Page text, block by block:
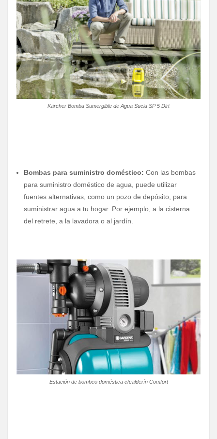
Kärcher Bomba Sumergible de Agua Sucia SP 5 Dirt
Bombas para suministro doméstico: Con las bombas
para suministro doméstico de agua, puede utilizar
fuentes alternativas, como un pozo de depósito, para
suministrar agua a tu hogar. Por ejemplo, a la cisterna
del retrete, a la lavadora o al jardín.
Estación de bombeo doméstica c/calderín Comfort